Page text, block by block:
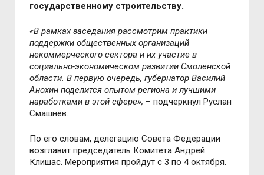
государственному строительству.
«В рамках заседания рассмотрим практики
поддержки общественных организаций
некоммерческого сектора и их участие в
социально-экономическом развитии Смоленской
области. В первую очередь, губернатор Василий
Анохин поделится опытом региона и лучшими
наработками в этой сфере», – подчеркнул Руслан
Смашнёв.
По его словам, делегацию Совета Федерации
возглавит председатель Комитета Андрей
Клишас. Мероприятия пройдут с 3 по 4 октября.